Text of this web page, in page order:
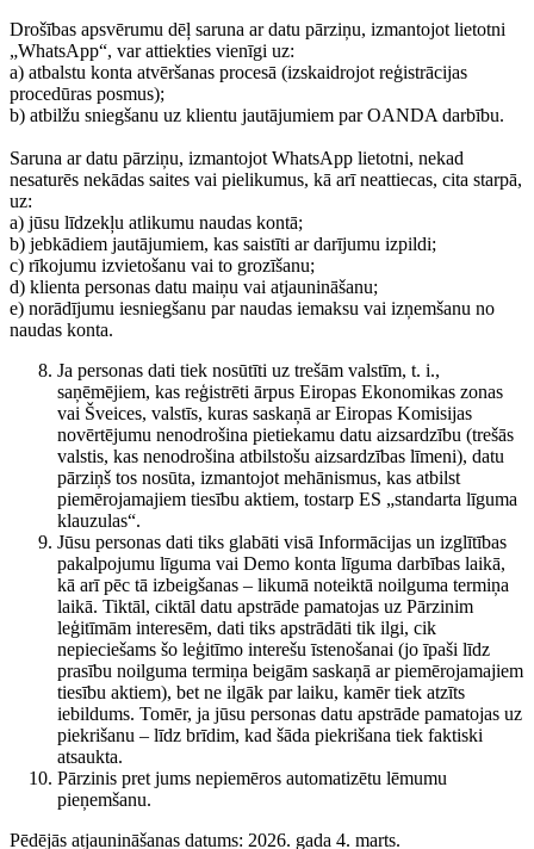
Drošības apsvērumu dēļ saruna ar datu pārziņu, izmantojot lietotni
„WhatsApp“, var attiekties vienīgi uz:
a) atbalstu konta atvēršanas procesā (izskaidrojot reģistrācijas
procedūras posmus);
b) atbilžu sniegšanu uz klientu jautājumiem par OANDA darbību.
Saruna ar datu pārziņu, izmantojot WhatsApp lietotni, nekad
nesaturēs nekādas saites vai pielikumus, kā arī neattiecas, cita starpā,
uz:
a) jūsu līdzekļu atlikumu naudas kontā;
b) jebkādiem jautājumiem, kas saistīti ar darījumu izpildi;
c) rīkojumu izvietošanu vai to grozīšanu;
d) klienta personas datu maiņu vai atjaunināšanu;
e) norādījumu iesniegšanu par naudas iemaksu vai izņemšanu no
naudas konta.
Ja personas dati tiek nosūtīti uz trešām valstīm, t. i.,
saņēmējiem, kas reģistrēti ārpus Eiropas Ekonomikas zonas
vai Šveices, valstīs, kuras saskaņā ar Eiropas Komisijas
novērtējumu nenodrošina pietiekamu datu aizsardzību (trešās
valstis, kas nenodrošina atbilstošu aizsardzības līmeni), datu
pārziņš tos nosūta, izmantojot mehānismus, kas atbilst
piemērojamajiem tiesību aktiem, tostarp ES „standarta līguma
klauzulas“.
Jūsu personas dati tiks glabāti visā Informācijas un izglītības
pakalpojumu līguma vai Demo konta līguma darbības laikā,
kā arī pēc tā izbeigšanas – likumā noteiktā noilguma termiņa
laikā. Tiktāl, ciktāl datu apstrāde pamatojas uz Pārzinim
leģitīmām interesēm, dati tiks apstrādāti tik ilgi, cik
nepieciešams šo leģitīmo interešu īstenošanai (jo īpaši līdz
prasību noilguma termiņa beigām saskaņā ar piemērojamajiem
tiesību aktiem), bet ne ilgāk par laiku, kamēr tiek atzīts
iebildums. Tomēr, ja jūsu personas datu apstrāde pamatojas uz
piekrišanu – līdz brīdim, kad šāda piekrišana tiek faktiski
atsaukta.
Pārzinis pret jums nepiemēros automatizētu lēmumu
pieņemšanu.
Pēdējās atjaunināšanas datums: 2026. gada 4. marts.